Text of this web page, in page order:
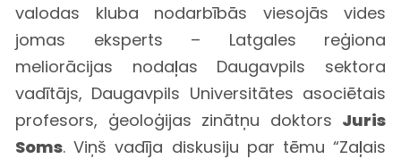
valodas kluba nodarbībās viesojās vides
jomas eksperts – Latgales reģiona
meliorācijas nodaļas Daugavpils sektora
vadītājs, Daugavpils Universitātes asociētais
profesors, ģeoloģijas zinātņu doktors Juris
Soms. Viņš vadīja diskusiju par tēmu “Zaļais